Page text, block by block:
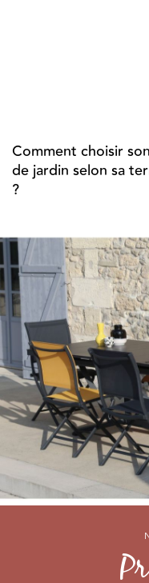
Comment choisir
de jardin selon sa
?